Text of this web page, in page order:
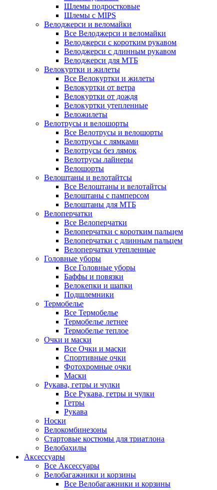
Шлемы подростковые
Шлемы с MIPS
Велоджерси и веломайки
Все Велоджерси и веломайки
Велоджерси с коротким рукавом
Велоджерси с длинным рукавом
Велоджерси для МТБ
Велокуртки и жилеты
Все Велокуртки и жилеты
Велокуртки от ветра
Велокуртки от дождя
Велокуртки утепленные
Веложилеты
Велотрусы и велошорты
Все Велотрусы и велошорты
Велотрусы с лямками
Велотрусы без лямок
Велотрусы лайнеры
Велошорты
Велоштаны и велотайтсы
Все Велоштаны и велотайтсы
Велоштаны с памперсом
Велоштаны для МТБ
Велоперчатки
Все Велоперчатки
Велоперчатки с коротким пальцем
Велоперчатки с длинным пальцем
Велоперчатки утепленные
Головные уборы
Все Головные уборы
Баффы и повязки
Велокепки и шапки
Подшлемники
Термобелье
Все Термобелье
Термобелье летнее
Термобелье теплое
Очки и маски
Все Очки и маски
Спортивные очки
Фотохромные очки
Маски
Рукава, гетры и чулки
Все Рукава, гетры и чулки
Гетры
Рукава
Носки
Велокомбинезоны
Стартовые костюмы для триатлона
Велобахилы
Аксессуары
Все Аксессуары
Велобагажники и корзины
Все Велобагажники и корзины